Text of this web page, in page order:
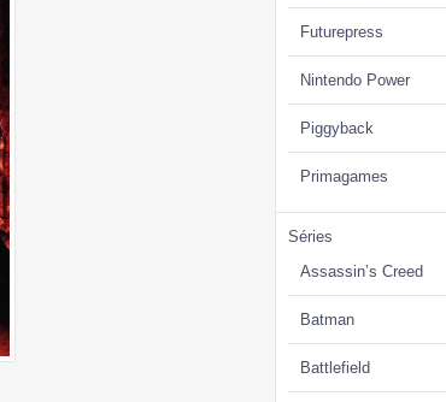
Futurepress
Nintendo Power
Piggyback
Primagames
Séries
Assassin’s Creed
Batman
Battlefield